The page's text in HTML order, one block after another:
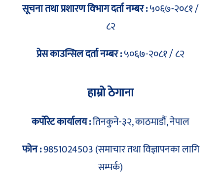
सूचना तथा प्रशारण विभाग दर्ता नम्बर :५०६७-२०८१ /
८२
प्रेस काउन्सिल दर्ता नम्बर :५०६७-२०८१ / ८२
हाम्रो ठेगाना
कर्पोरेट कार्यालय :तिनकुने-३२, काठमाडौं, नेपाल
फोन :9851024503 (समाचार तथा विज्ञापनका लागि
सम्पर्क)